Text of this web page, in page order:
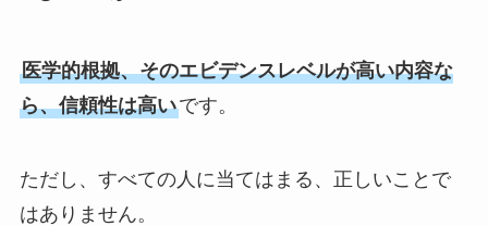
医学的根拠、そのエビデンスレベルが高い内容な
ら、信頼性は高いです。
ただし、すべての人に当てはまる、正しいことで
はありません。